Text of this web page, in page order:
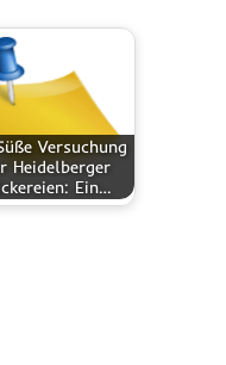
Versuchung
Heidelberger
Ein…